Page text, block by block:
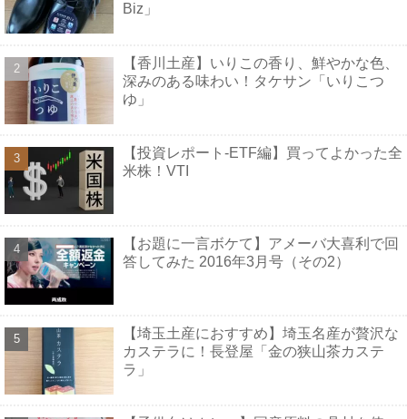
Biz」
【香川土産】いりこの香り、鮮やかな色、
深みのある味わい！タケサン「いりこつ
ゆ」
【投資レポート-ETF編】買ってよかった全
米株！VTI
【お題に一言ボケて】アメーバ大喜利で回
答してみた 2016年3月号（その2）
【埼玉土産におすすめ】埼玉名産が贅沢な
カステラに！長登屋「金の狭山茶カステ
ラ」